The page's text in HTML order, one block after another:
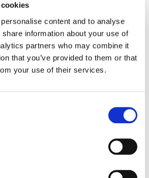
content and to analyse
information about your use of
partners who may combine it
that you’ve provided to them or that
your use of their services.
layanan yang Anda minta.
yang memadai yang diperlukan
informasi pribadi Anda di luar
Jika Anda berada di Uni Eropa atau
data di luar Uni Eropa sesuai
oleh hukum Uni Eropa termasuk
Pasal 49 GDPR dan klausul model UE.
untuk-tahu” sehingga WPO dapat
atas permintaan Anda; informasi pribadi
kepada orang atau entitas lain
atau dalam bentuk yang tidak
Anda. Penyimpanan data
Uni Eropa sendiri.